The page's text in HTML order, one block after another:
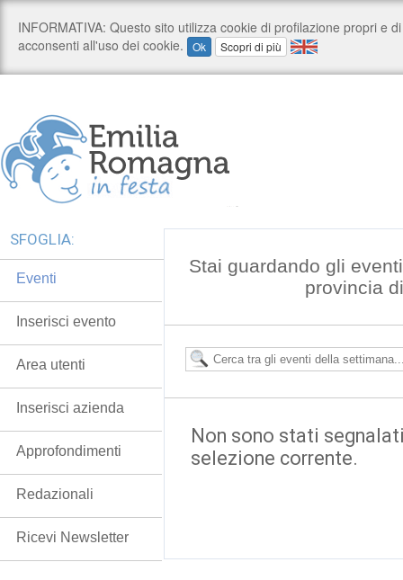
Stai guardando gli
provincia
Non sono stati
selezione corrente.
SFOGLIA:
Eventi
Inserisci evento
Area utenti
Inserisci azienda
Approfondimenti
Redazionali
Ricevi Newsletter